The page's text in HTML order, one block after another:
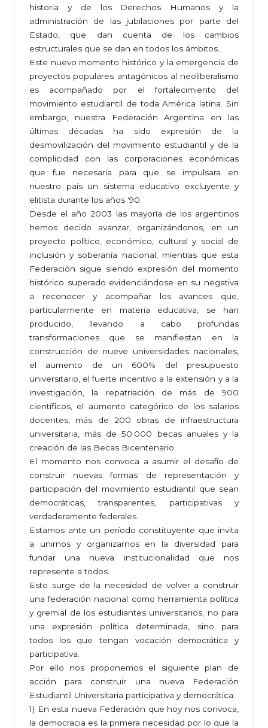
historia y de los Derechos Humanos y la
administración de las jubilaciones por parte del
Estado, que dan cuenta de los cambios
estructurales que se dan en todos los ámbitos.
Este nuevo momento histórico y la emergencia de
proyectos populares antagónicos al neoliberalismo
es acompañado por el fortalecimiento del
movimiento estudiantil de toda América latina. Sin
embargo, nuestra Federación Argentina en las
últimas décadas ha sido expresión de la
desmovilización del movimiento estudiantil y de la
complicidad con las corporaciones económicas
que fue necesaria para que se impulsara en
nuestro país un sistema educativo excluyente y
elitista durante los años ’90.
Desde el año 2003 las mayoría de los argentinos
hemos decido avanzar, organizándonos, en un
proyecto político, económico, cultural y social de
inclusión y soberanía nacional, mientras que esta
Federación sigue siendo expresión del momento
histórico superado evidenciándose en su negativa
a reconocer y acompañar los avances que,
particularmente en materia educativa, se han
producido, llevando a cabo profundas
transformaciones que se manifiestan en la
construcción de nueve universidades nacionales,
el aumento de un 600% del presupuesto
universitario, el fuerte incentivo a la extensión y a la
investigación, la repatriación de más de 900
científicos, el aumento categórico de los salarios
docentes, más de 200 obras de infraestructura
universitaria, más de 50.000 becas anuales y la
creación de las Becas Bicentenario.
El momento nos convoca a asumir el desafío de
construir nuevas formas de representación y
participación del movimiento estudiantil que sean
democráticas, transparentes, participativas y
verdaderamente federales.
Estamos ante un período constituyente que invita
a unirnos y organizarnos en la diversidad para
fundar una nueva institucionalidad que nos
represente a todos.
Esto surge de la necesidad de volver a construir
una federación nacional como herramienta política
y gremial de los estudiantes universitarios, no para
una expresión política determinada, sino para
todos los que tengan vocación democrática y
participativa.
Por ello nos proponemos el siguiente plan de
acción para construir una nueva Federación
Estudiantil Universitaria participativa y democrática:
1) En esta nueva Federación que hoy nos convoca,
la democracia es la primera necesidad por lo que la